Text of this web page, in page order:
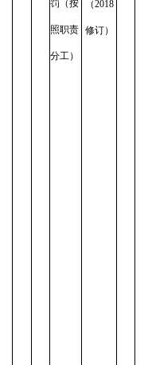
罚（按
照职责
分工）
（2018
修订）